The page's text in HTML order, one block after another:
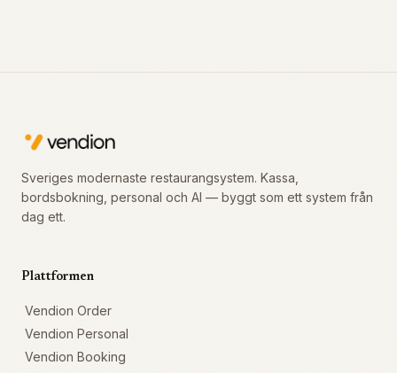
Sveriges modernaste restaurangsystem. Kassa,
bordsbokning, personal och AI — byggt som ett system från
dag ett.
Plattformen
Vendion Order
Vendion Personal
Vendion Booking